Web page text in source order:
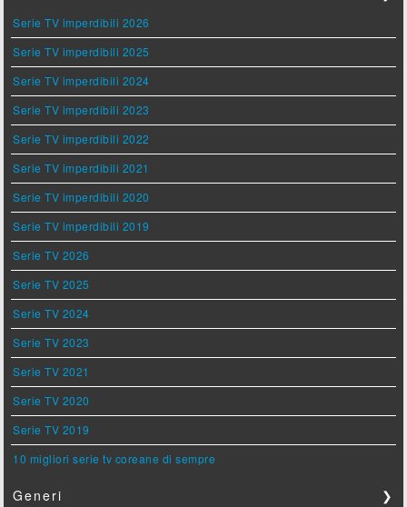
Serie TV imperdibili 2026
Serie TV imperdibili 2025
Serie TV imperdibili 2024
Serie TV imperdibili 2023
Serie TV imperdibili 2022
Serie TV imperdibili 2021
Serie TV imperdibili 2020
Serie TV imperdibili 2019
Serie TV 2026
Serie TV 2025
Serie TV 2024
Serie TV 2023
Serie TV 2021
Serie TV 2020
Serie TV 2019
10 migliori serie tv coreane di sempre
Generi ❯